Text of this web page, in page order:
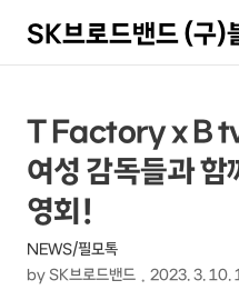
SK브로드밴드 (구)
상
세
컨
텐
츠
본
문
제
목
T Factory x B tv
여성 감독들과 함
영회!
NEWS/필모톡
by SK브로드밴드 2023. 3. 10.